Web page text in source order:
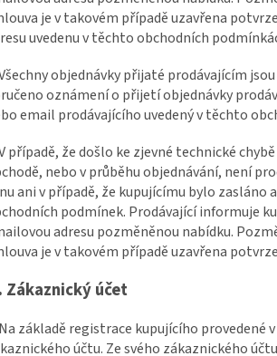
je v takovém případě uzavřena
uvedenu v těchto obchodních
objednávky přijaté prodávajícím
oznámení o přijetí objednávky
email prodávajícího uvedený v těchto
případě, že došlo ke zjevné technické
nebo v průběhu objednávání, není
ani v případě, že kupujícímu bylo
podmínek. Prodávající informuje
adresu pozměněnou nabídku.
je v takovém případě uzavřena
Zákaznický účet
základě registrace kupujícího
účtu. Ze svého zákaznického